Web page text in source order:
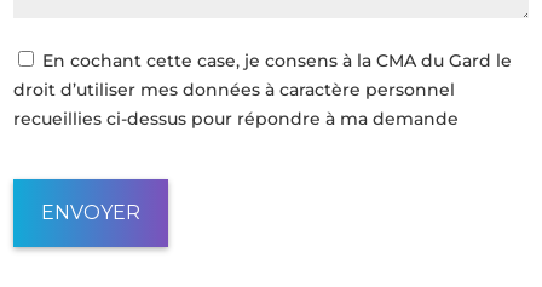
En cochant cette case, je consens à la CMA du Gard le
droit d’utiliser mes données à caractère personnel
recueillies ci-dessus pour répondre à ma demande